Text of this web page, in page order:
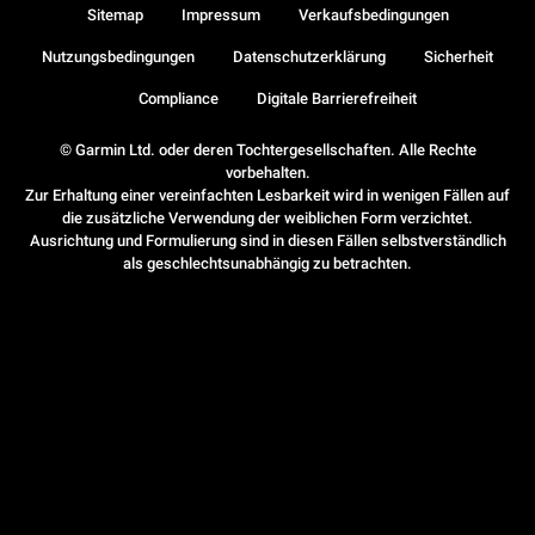
© Garmin Ltd. oder deren Tochtergesellschaften. Alle Rechte
vorbehalten.
Zur Erhaltung einer vereinfachten Lesbarkeit wird in wenigen Fällen auf
die zusätzliche Verwendung der weiblichen Form verzichtet.
Ausrichtung und Formulierung sind in diesen Fällen selbstverständlich
als geschlechtsunabhängig zu betrachten.
Sitemap Impressum Verkaufsbedingungen
Nutzungsbedingungen Datenschutzerklärung Sicherheit
Compliance Digitale Barrierefreiheit